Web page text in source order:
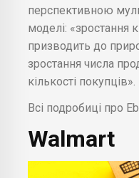
перспективною
моделі: «зростання
призводить до
зростання числа
кількості покупців».
Всі подробиці про
Walmart